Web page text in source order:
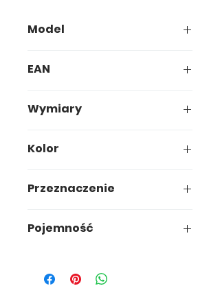
Model
EAN
Wymiary
Kolor
Przeznaczenie
Pojemność